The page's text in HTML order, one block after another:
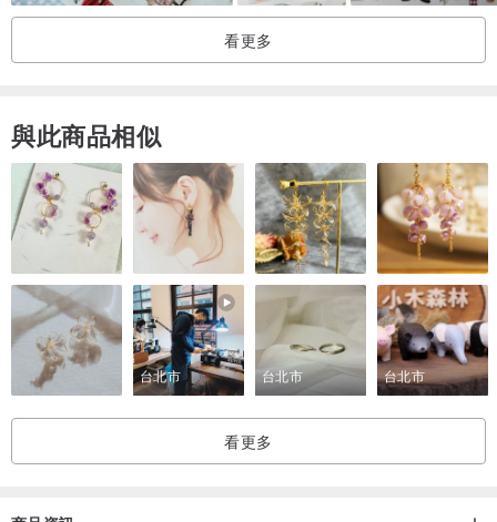
看更多
與此商品相似
台北市 台北市 台北市
看更多